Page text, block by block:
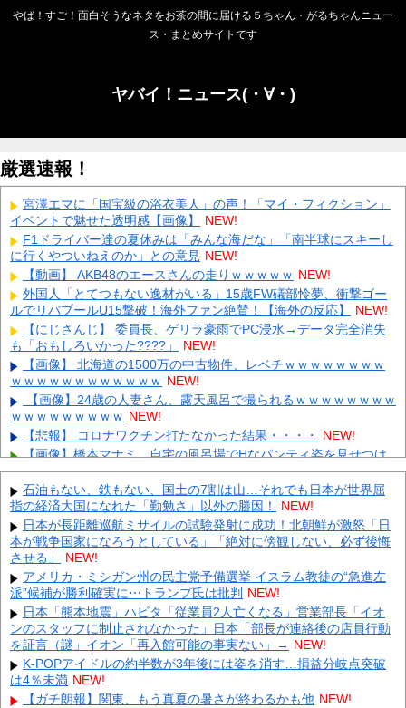
やば！すご！面白そうなネタをお茶の間に届ける５ちゃん・がるちゃんニュー
ス・まとめサイトです
ヤバイ！ニュース(・∀・)
厳選速報！
宮澤エマに「国宝級の浴衣美人」の声！「マイ・フィクション」
イベントで魅せた透明感【画像】
NEW!
F1ドライバー達の夏休みは「みんな海だな」「南半球にスキーし
に行くやついねえのか」との意見 NEW!
【動画】 AKB48のエースさんの走りｗｗｗｗｗ NEW!
外国人「とてつもない逸材がいる」15歳FW礒部怜夢、衝撃ゴー
ルでリバプールU15撃破！海外ファン絶賛！【海外の反応】
NEW!
【にじさんじ】 委員長、ゲリラ豪雨でPC浸水→データ完全消失
も「おもしろいかった????」
NEW!
【画像】 北海道の1500万の中古物件、レベチｗｗｗｗｗｗｗｗ
ｗｗｗｗｗｗｗｗｗｗｗｗ NEW!
【画像】24歳の人妻さん、露天風呂で撮られるｗｗｗｗｗｗｗｗ
ｗｗｗｗｗｗｗｗｗ NEW!
【悲報】 コロナワクチン打たなかった結果・・・・
NEW!
【画像】橋本マナミ、自宅の風呂場でHなパンティ姿を見せつけ
る 他 NEW!
日本共産党の街宣車が電柱に衝突「居眠りをしてしまった」同乗
していた県議を含め男女3人重傷 他 NEW!
【ホロライブ】Youtubeの謎のイベント？ 他 NEW!
【衝撃】ツクモのショットスキルが実質永続3倍コピー状態に 他
NEW!
パリ・サンジェルマンが狙うGK鈴木彩艶。3300万ユーロ（約59
億7000万円）のオファー提示も、パルマは要求額を釣り上...
積水ハウス「地面師に55億円騙し取られた…」ワイ「はえーかわ
いそう…会社滅茶苦茶やろなぁ」→ NEW!
【画像】 『金田一少年の事件簿』で好きな死体ランキング１位が
こちら！ NEW!
Powered by livedoor 相互RSS
石油もない、鉄もない、国土の7割は山…それでも日本が世界屈
指の経済大国になれた「勤勉さ」以外の勝因！
NEW!
日本が長距離巡航ミサイルの試験発射に成功！北朝鮮が激怒「日
本が戦争国家になろうとしている」「絶対に傍観しない、必ず後悔
させる」
NEW!
アメリカ・ミシガン州の民主党予備選挙 イスラム教徒の“急進左
派”候補が勝利確実に⋯トランプ氏は批判 NEW!
日本「熊本地震」ハビタ「従業員2人亡くなる」営業部長「イオ
ンのスタッフに制止されなかった」日本「部長が連絡後の店員行動
を証言（謎」イオン「再入館可能の事実ない」→ NEW!
K-POPアイドルの約半数が3年後には姿を消す…損益分岐点突破
は4％未満 NEW!
【ガチ朗報】関東、もう真夏の暑さが終わるかも他 NEW!